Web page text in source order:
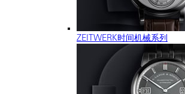
ZEITWERK时间机械系列